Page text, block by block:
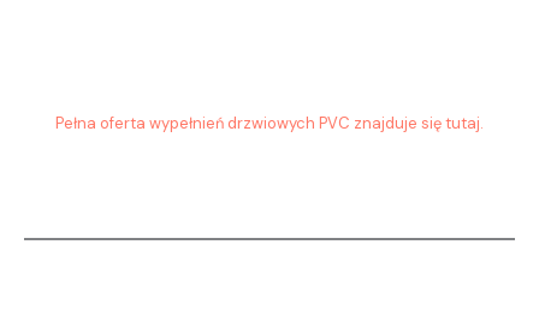
Pełna oferta wypełnień drzwiowych PVC znajduje się tutaj.